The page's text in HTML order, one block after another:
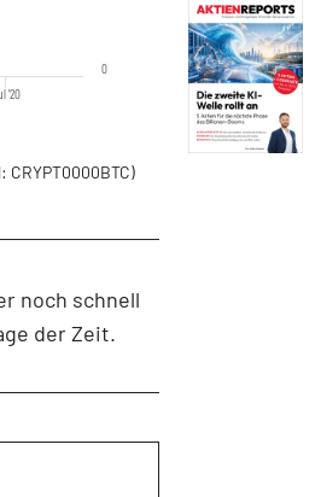
'20
0
CRYPT0000BTC)
noch schnell
der Zeit.